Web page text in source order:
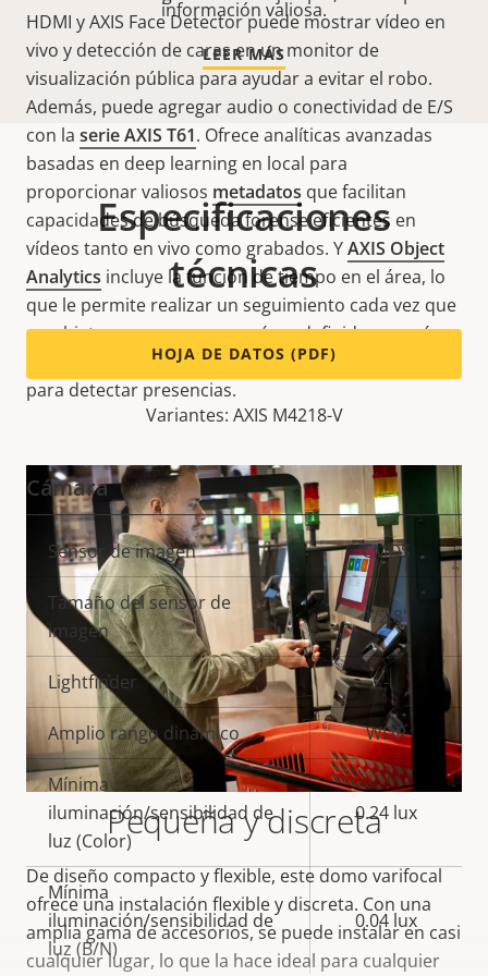
HDMI y AXIS Face Detector puede mostrar vídeo en
vivo y detección de caras en un monitor de
visualización pública para ayudar a evitar el robo.
Además, puede agregar audio o conectividad de E/S
con la serie AXIS T61. Ofrece analíticas avanzadas
basadas en deep learning en local para
proporcionar valiosos metadatos que facilitan
capacidades de búsqueda forense eficientes en
vídeos tanto en vivo como grabados. YAXIS Object
Analytics incluye la función de tiempo en el área, lo
que le permite realizar un seguimiento cada vez que
un objeto permanece en un área definida por más
tiempo del establecido por el usuario, por ejemplo,
para detectar presencias.
Pequeña y discreta
De diseño compacto y flexible, este domo varifocal
ofrece una instalación flexible y discreta. Con una
amplia gama de accesorios, se puede instalar en casi
cualquier lugar, lo que la hace ideal para cualquier
información valiosa.
LEER MÁS
Especificaciones
técnicas
HOJA DE DATOS (PDF)
Variantes: AXIS M4218-V
Cámara
Descripción
de
propiedad
Valor de
la
propiedad
Sensor de imagen CMOS
Tamaño del sensor de
imagen
1/2.8"
Lightfinder -
Amplio rango dinámico WDR
Mínima
iluminación/sensibilidad de
luz (Color)
0.24 lux
Mínima
iluminación/sensibilidad de
luz (B/N)
0.04 lux